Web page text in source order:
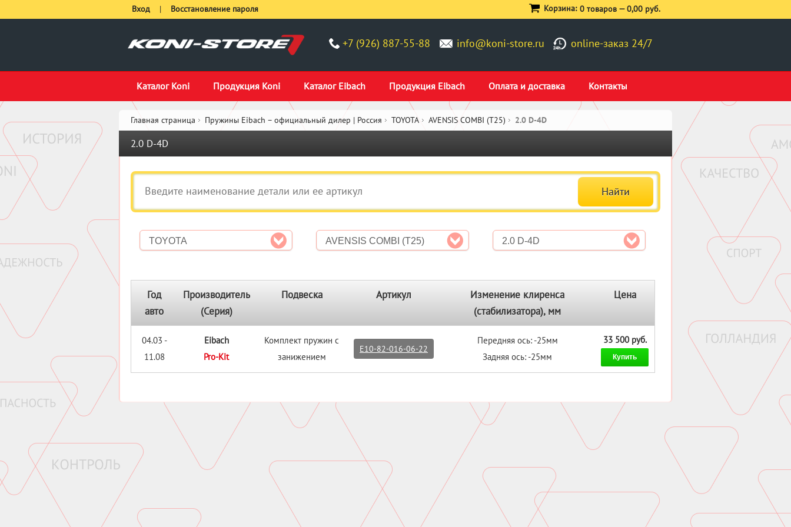
+7 (926) 887-55-88 info@koni-store.ru online-заказ 24/7
Каталог Koni Продукция Koni Каталог Eibach Продукция Eibach Оплата и доставка Контакты
Вход | Восстановление пароля Корзина: 0 товаров —0,00 руб.
Главная страница Пружины Eibach – официальный дилер | Россия TOYOTA AVENSIS COMBI (T25) 2.0 D-4D
2.0 D-4D
TOYOTA AVENSIS COMBI (T25) 2.0 D-4D
Год
авто
Производитель
(Серия)
Подвеска Артикул
Изменение клиренса
(стабилизатора), мм
Цена
04.03 -
11.08
Eibach
Pro-Kit
Комплект пружин с
занижением
E10-82-016-06-22
Передняя ось: -25мм
Задняя ось: -25мм
33 500 руб.
Купить